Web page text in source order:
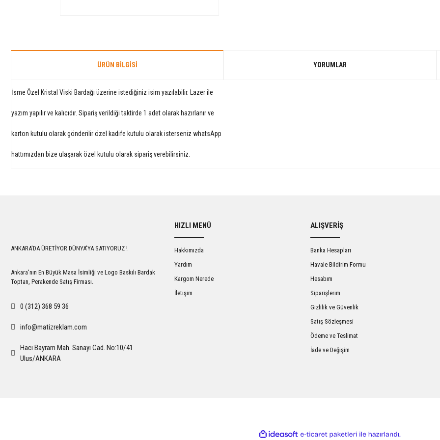
ÜRÜN BILGISI YORUMLAR
İsme Özel Kristal Viski Bardağı üzerine istediğiniz isim yazılabilir. Lazer ile
yazım yapılır ve kalıcıdır. Sipariş verildiği taktirde 1 adet olarak hazırlanır ve
karton kutulu olarak gönderilir özel kadife kutulu olarak isterseniz whatsApp
hattımızdan bize ulaşarak özel kutulu olarak sipariş verebilirsiniz.
Yorum Yaz
ANKARA'DA ÜRETİYOR DÜNYA'YA SATIYORUZ !
Ankara'nın En Büyük Masa İsimliği ve Logo Baskılı Bardak
Toptan, Perakende Satış Firması.
0 (312) 368 59 36
info@matizreklam.com
Hacı Bayram Mah. Sanayi Cad. No:10/41
Ulus/ANKARA
HIZLI MENÜ
Hakkımızda
Yardım
Kargom Nerede
İletişim
ALIŞVERİŞ
Banka Hesapları
Havale Bildirim Formu
Hesabım
Siparişlerim
Gizlilik ve Güvenlik
Satış Sözleşmesi
Ödeme ve Teslimat
İade ve Değişim
ideasoft
e-